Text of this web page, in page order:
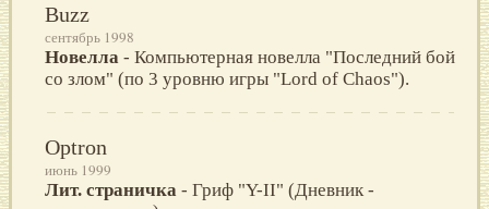
Buzz
сентябрь 1998
Новелла - Компьютерная новелла "Последний бой
со злом" (по 3 уровню игры "Lord of Chaos").
Optron
июнь 1999
Лит. страничка - Гриф "Y-II" (Дневник -